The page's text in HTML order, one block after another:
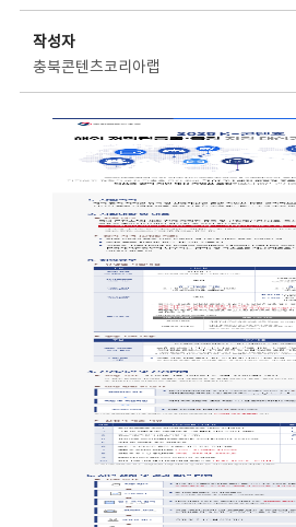
작성자
충북콘텐츠코리아랩